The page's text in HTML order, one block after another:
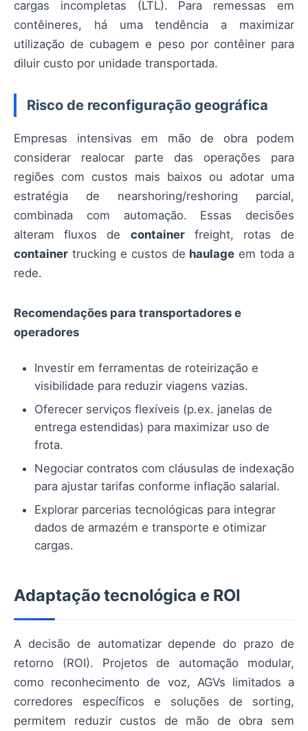
cargas incompletas (LTL). Para remessas em
contêineres, há uma tendência a maximizar
utilização de cubagem e peso por contêiner para
diluir custo por unidade transportada.
Risco de reconfiguração geográfica
Empresas intensivas em mão de obra podem
considerar realocar parte das operações para
regiões com custos mais baixos ou adotar uma
estratégia de nearshoring/reshoring parcial,
combinada com automação. Essas decisões
alteram fluxos de containerfreight, rotas de
container trucking e custos de haulage em toda a
rede.
Recomendações para transportadores e
operadores
Investir em ferramentas de roteirização e
visibilidade para reduzir viagens vazias.
Oferecer serviços flexíveis (p.ex. janelas de
entrega estendidas) para maximizar uso de
frota.
Negociar contratos com cláusulas de indexação
para ajustar tarifas conforme inflação salarial.
Explorar parcerias tecnológicas para integrar
dados de armazém e transporte e otimizar
cargas.
Adaptação tecnológica e ROI
A decisão de automatizar depende do prazo de
retorno (ROI). Projetos de automação modular,
como reconhecimento de voz, AGVs limitados a
corredores específicos e soluções de sorting,
permitem reduzir custos de mão de obra sem